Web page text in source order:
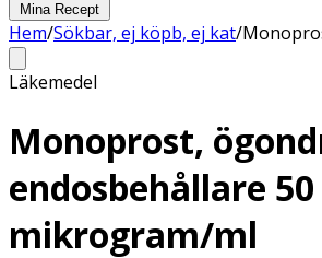
Mina Recept
Hem/Sökbar, ej köpb, ej kat/
Läkemedel
Monoprost,
endosbehållare 50
mikrogram/ml